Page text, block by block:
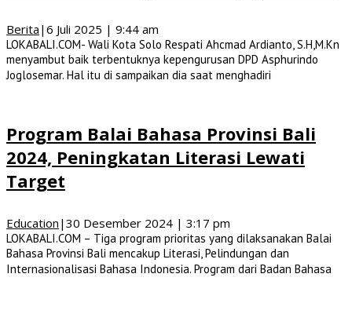
Berita | 6 Juli 2025 | 9:44 am
LOKABALI.COM- Wali Kota Solo Respati Ahcmad Ardianto, S.H,M.Kn
menyambut baik terbentuknya kepengurusan DPD Asphurindo
Joglosemar. Hal itu di sampaikan dia saat menghadiri
Program Balai Bahasa Provinsi Bali
2024, Peningkatan Literasi Lewati
Target
Education | 30 Desember 2024 | 3:17 pm
LOKABALI.COM – Tiga program prioritas yang dilaksanakan Balai
Bahasa Provinsi Bali mencakup Literasi, Pelindungan dan
Internasionalisasi Bahasa Indonesia. Program dari Badan Bahasa